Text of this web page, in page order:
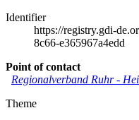
Identifier
https://registry.gdi-
8c66-e365967a4edd
Point of contact
Regionalverband Ruhr-
Theme